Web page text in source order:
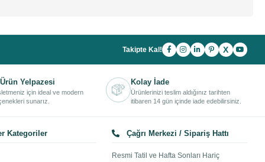
Takipte Kal! X
Yelpazesi
için ideal ve modern
sunarız.
Kolay İade
Ürünlerinizi teslim aldığınız tarihten
itibaren 14 gün içinde iade edebilirsiniz.
Kategoriler Çağrı Merkezi / Sipariş Hattı
Resmi Tatil ve Hafta Sonları Hariç